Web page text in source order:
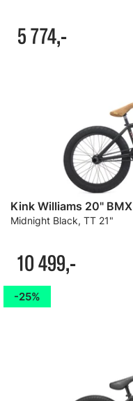
5 774,-
Kink Williams 20" BMX
Midnight Black, TT 21"
10 499,-
25%